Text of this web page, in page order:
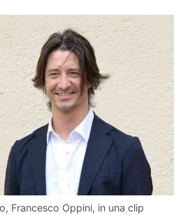
Francesco Oppini, in una clip